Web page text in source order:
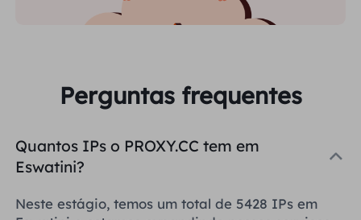
Perguntas frequentes
Quantos IPs o PROXY.CC tem em
Eswatini?
Neste estágio, temos um total de 5428 IPs em